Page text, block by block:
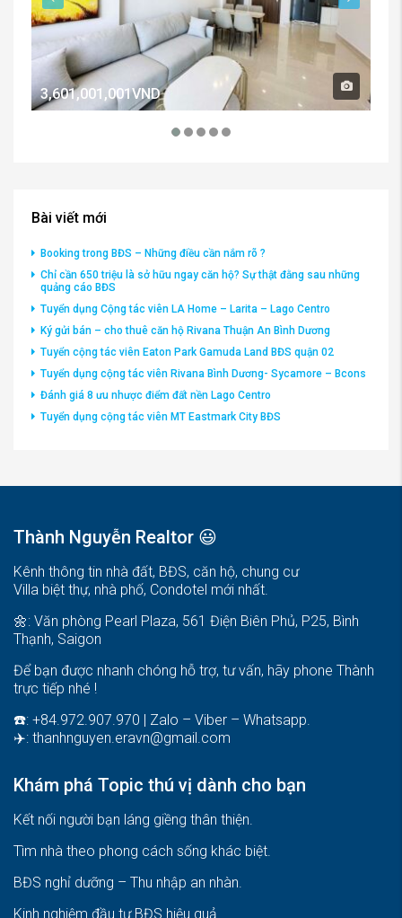
Bài viết mới
Booking trong BĐS – Những điều cần nắm rõ ?
Chỉ cần 650 triệu là sở hữu ngay căn hộ? Sự thật đằng sau những
quảng cáo BĐS
Tuyển dụng Cộng tác viên LA Home – Larita – Lago Centro
Ký gửi bán – cho thuê căn hộ Rivana Thuận An Bình Dương
Tuyển cộng tác viên Eaton Park Gamuda Land BĐS quận 02
Tuyển dụng cộng tác viên Rivana Bình Dương- Sycamore – Bcons
Đánh giá 8 ưu nhược điểm đất nền Lago Centro
Thành Nguyễn Realtor 😃
Kênh thông tin nhà đất, BĐS, căn hộ, chung cư
Villa biệt thự, nhà phố, Condotel mới nhất.
🌼: Văn phòng Pearl Plaza, 561 Điện Biên Phủ, P25, Bình
Thạnh, Saigon
Để bạn được nhanh chóng hỗ trợ, tư vấn, hãy phone Thành
trực tiếp nhé !
☎️: +84.972.907.970 | Zalo – Viber – Whatsapp.
Khám phá Topic thú vị dành cho bạn
Kết nối người bạn láng giềng thân thiện.
Tìm nhà theo phong cách sống khác biệt
BĐS nghỉ dưỡng – Thu nhập an nhàn